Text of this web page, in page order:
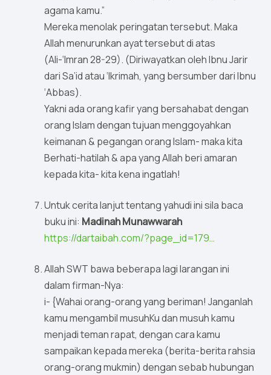
agama kamu.”
Mereka menolak peringatan tersebut. Maka
Allah menurunkan ayat tersebut di atas
(Ali-‘Imran 28-29). (Diriwayatkan oleh Ibnu Jarir
dari Sa’id atau ‘Ikrimah, yang bersumber dari Ibnu
‘Abbas).
Yakni ada orang kafir yang bersahabat dengan
orang Islam dengan tujuan menggoyahkan
keimanan & pegangan orang Islam- maka kita
Berhati-hatilah & apa yang Allah beri amaran
kepada kita- kita kena ingatlah!
Untuk cerita lanjut tentang yahudi ini sila baca
buku ini: Madinah Munawwarah
https://dartaibah.com/?page_id=179…
Allah SWT bawa beberapa lagi larangan ini
dalam firman-Nya:
i- {Wahai orang-orang yang beriman! Janganlah
kamu mengambil musuhKu dan musuh kamu
menjadi teman rapat, dengan cara kamu
sampaikan kepada mereka (berita-berita rahsia
orang-orang mukmin) dengan sebab hubungan